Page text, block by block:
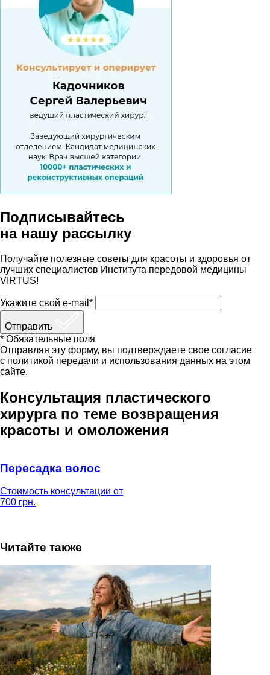
Подписывайтесь
на нашу рассылку
Получайте полезные советы для красоты и здоровья от
лучших специалистов Института передовой медицины
VIRTUS!
Укажите свой e-mail*
Отправить
* Обязательные поля
Отправляя эту форму, вы подтверждаете свое согласие
с политикой передачи и использования данных на этом
сайте.
Консультация пластического
хирурга по теме возвращения
красоты и омоложения
Пересадка волос
Стоимость консультации от
700 грн.
Читайте также